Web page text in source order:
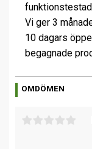
Vi ger 3
10 dagars
begagnade
OMDÖMEN